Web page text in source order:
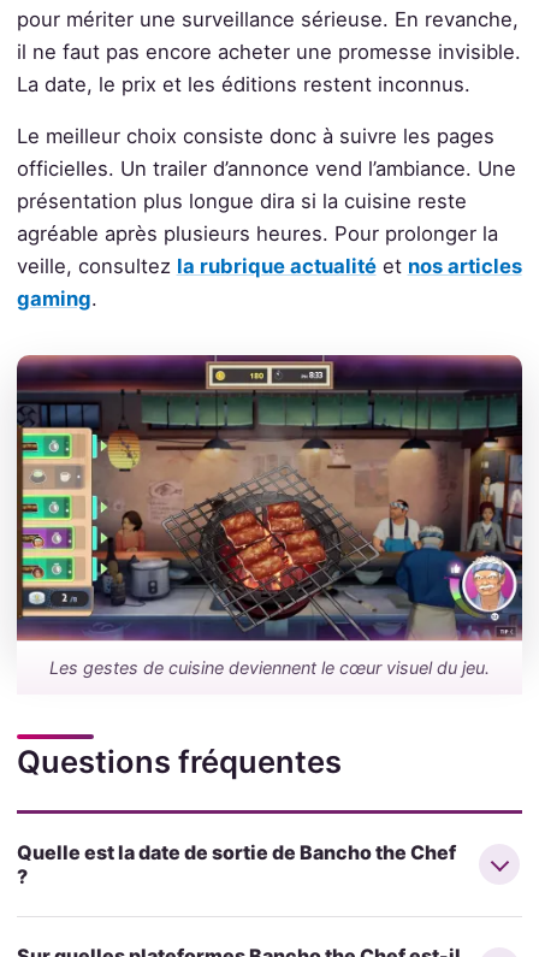
pour mériter une surveillance sérieuse. En revanche,
il ne faut pas encore acheter une promesse invisible.
La date, le prix et les éditions restent inconnus.
Le meilleur choix consiste donc à suivre les pages
officielles. Un trailer d’annonce vend l’ambiance. Une
présentation plus longue dira si la cuisine reste
agréable après plusieurs heures. Pour prolonger la
veille, consultez la rubrique actualitéet nos articles
gaming.
Les gestes de cuisine deviennent le cœur visuel du jeu.
Questions fréquentes
Quelle est la date de sortie de Bancho the Chef
?